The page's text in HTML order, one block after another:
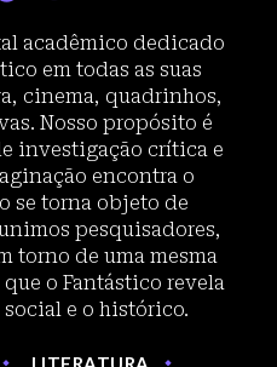
acadêmico dedicado
em todas as suas
cinema, quadrinhos,
Nosso propósito é
investigação crítica e
encontra o
se torna objeto de
pesquisadores,
torno de uma mesma
o Fantástico revela
e o histórico.